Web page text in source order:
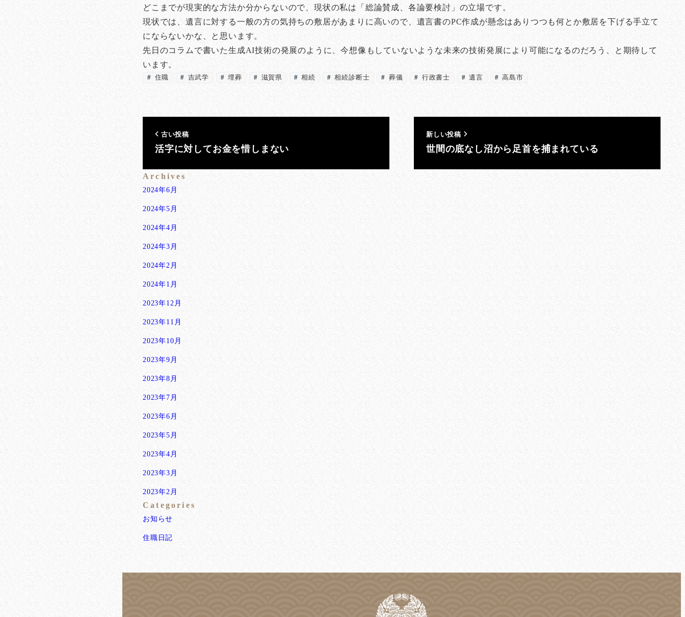
どこまでが現実的な方法か分からないので、現状の私は「総論賛成、各論要検討」の立場です。
現状では、遺言に対する一般の方の気持ちの敷居があまりに高いので、遺言書のPC作成が懸念はありつつも何とか敷居を下げる手立て
にならないかな、と思います。
先日のコラムで書いた生成AI技術の発展のように、今想像もしていないような未来の技術発展により可能になるのだろう、と期待して
います。
住職 吉武学 埋葬 滋賀県 相続 相続診断士 葬儀 行政書士 遺言 高島市
古い投稿
活字に対してお金を惜しまない
新しい投稿
世間の底なし沼から足首を捕まれている
Archives
2024年6月
2024年5月
2024年4月
2024年3月
2024年2月
2024年1月
2023年12月
2023年11月
2023年10月
2023年9月
2023年8月
2023年7月
2023年6月
2023年5月
2023年4月
2023年3月
2023年2月
Categories
お知らせ
住職日記